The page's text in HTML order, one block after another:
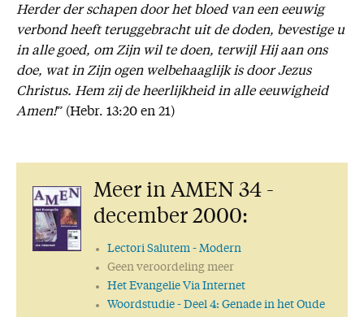
Herder der schapen door het bloed van een eeuwig
verbond heeft teruggebracht uit de doden, bevestige u
in alle goed, om Zijn wil te doen, terwijl Hij aan ons
doe, wat in Zijn ogen welbehaaglijk is door Jezus
Christus. Hem zij de heerlijkheid in alle eeuwigheid
Amen!” (Hebr. 13:20 en 21)
Meer in AMEN 34 -
december 2000:
Lectori Salutem- Modern
Geen veroordeling meer
Het Evangelie Via Internet
Woordstudie- Deel 4: Genade in het Oude